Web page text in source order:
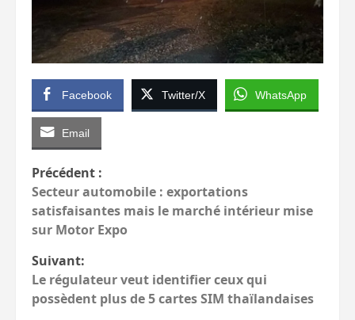
Facebook Twitter/X WhatsApp
Email
Navigation
d’article
Précédent :
Secteur automobile : exportations
satisfaisantes mais le marché intérieur mise
sur Motor Expo
Suivant:
Le régulateur veut identifier ceux qui
possèdent plus de 5 cartes SIM thaïlandaises